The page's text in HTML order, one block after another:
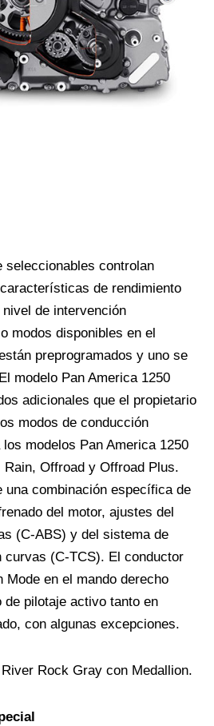
seleccionables controlan
de rendimiento
de intervención
modos disponibles en el
preprogramados y uno se
modelo Pan America 1250
adicionales que el propietario
modos de conducción
modelos Pan America 1250
Offroad y Offroad Plus.
una combinación específica de
del motor, ajustes del
(C-ABS) y del sistema de
curvas (C-TCS). El conductor
Mode en el mando derecho
de pilotaje activo tanto en
con algunas excepciones.
Rock Gray con Medallion.